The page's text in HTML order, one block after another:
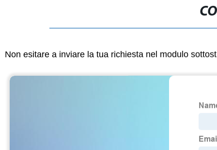
Non esitare a inviare la tua richiesta nel modulo